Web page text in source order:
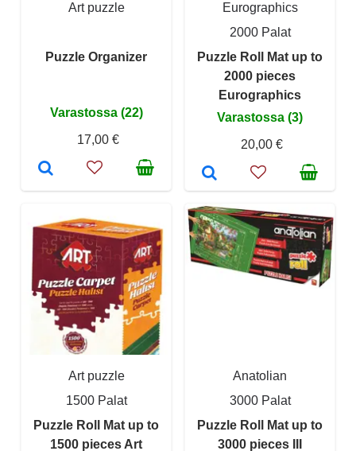
Art puzzle
Puzzle Organizer
Varastossa (22)
17,00 €
Eurographics
2000 Palat
Puzzle Roll Mat up to
2000 pieces
Eurographics
Varastossa (3)
20,00 €
Art puzzle
1500 Palat
Puzzle Roll Mat up to
1500 pieces Art
Anatolian
3000 Palat
Puzzle Roll Mat up to
3000 pieces III